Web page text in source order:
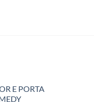
E PORTA